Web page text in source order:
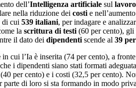
dell’Intelligenza artificiale sul lavoro
nella riduzione dei costi e
di cui 539 italiani, per indagare e
la scrittura di testi (60 per cento), gli
il dato dei dipendenti scende al 39
in cui l’Ia è inserita (74 per cento), a
i dipendenti siano stati formati
(40 per cento) e i costi (32,5 per cento).
di loro si sta formando in modo